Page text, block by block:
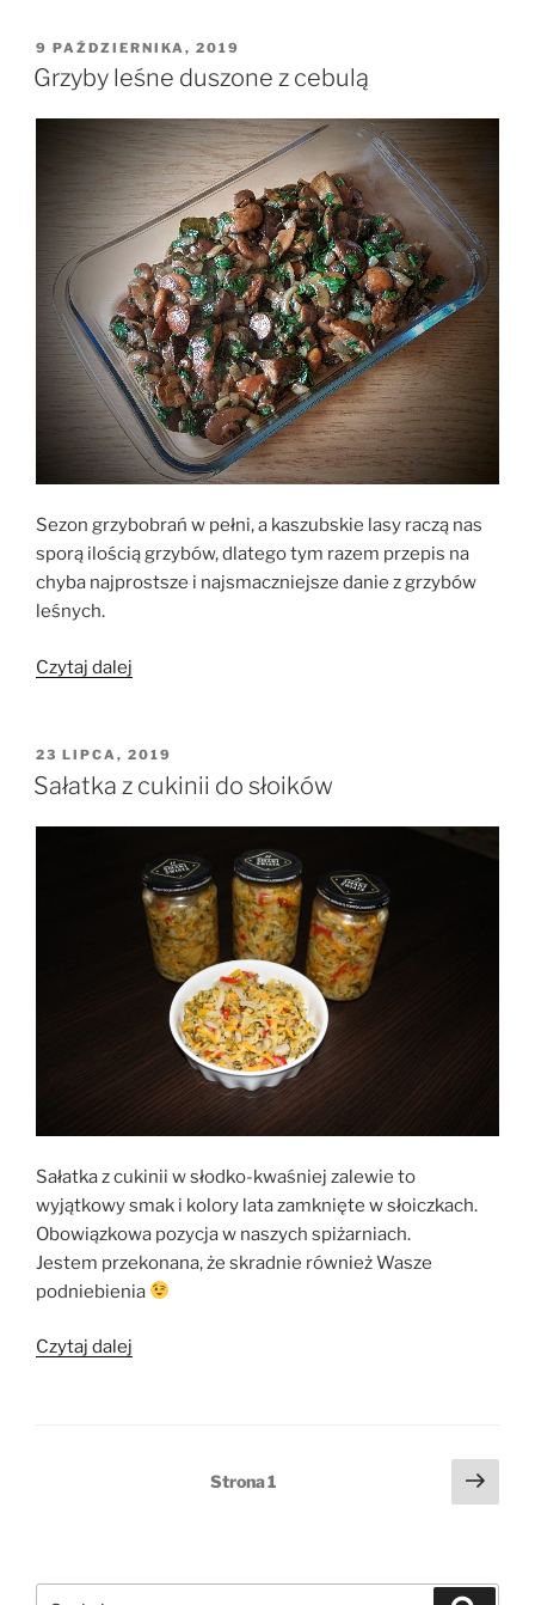
OPUBLIKOWANE
W
9 PAŹDZIERNIKA, 2019
Grzyby leśne duszone z cebulą
Sezon grzybobrań w pełni, a kaszubskie lasy raczą nas
sporą ilością grzybów, dlatego tym razem przepis na
chyba najprostsze i najsmaczniejsze danie z grzybów
leśnych.
Czytaj dalej
z
cebulą”
OPUBLIKOWANE
W
23 LIPCA, 2019
Sałatka z cukinii do słoików
Sałatka z cukinii w słodko-kwaśniej zalewie to
wyjątkowy smak i kolory lata zamknięte w słoiczkach.
Obowiązkowa pozycja w naszych spiżarniach.
Jestem przekonana, że skradnie również Wasze
podniebienia
Czytaj dalej
Strona1